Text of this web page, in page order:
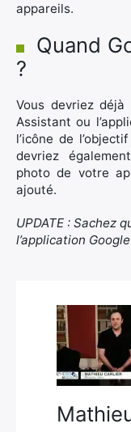
appareils.
Quand
?
Vous devriez déjà
Assistant ou
l’icône de
devriez
photo de votre
ajouté.
UPDATE : Sachez
l’application